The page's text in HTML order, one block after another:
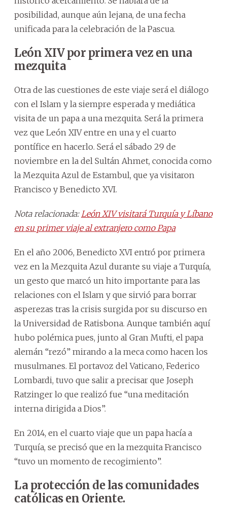
posibilidad, aunque aún lejana, de una fecha
unificada para la celebración de la Pascua.
León XIV por primera vez en una
mezquita
Otra de las cuestiones de este viaje será el diálogo
con el Islam y la siempre esperada y mediática
visita de un papa a una mezquita. Será la primera
vez que León XIV entre en una y el cuarto
pontífice en hacerlo. Será el sábado 29 de
noviembre en la del Sultán Ahmet, conocida como
la Mezquita Azul de Estambul, que ya visitaron
Francisco y Benedicto XVI.
Nota relacionada: León XIV visitará Turquía y Líbano
en su primer viaje al extranjero como Papa
En el año 2006, Benedicto XVI entró por primera
vez en la Mezquita Azul durante su viaje a Turquía,
un gesto que marcó un hito importante para las
relaciones con el Islam y que sirvió para borrar
asperezas tras la crisis surgida por su discurso en
la Universidad de Ratisbona. Aunque también aquí
hubo polémica pues, junto al Gran Mufti, el papa
alemán “rezó” mirando a la meca como hacen los
musulmanes. El portavoz del Vaticano, Federico
Lombardi, tuvo que salir a precisar que Joseph
Ratzinger lo que realizó fue “una meditación
interna dirigida a Dios”.
En 2014, en el cuarto viaje que un papa hacía a
Turquía, se precisó que en la mezquita Francisco
“tuvo un momento de recogimiento”.
La protección de las comunidades
católicas en Oriente.